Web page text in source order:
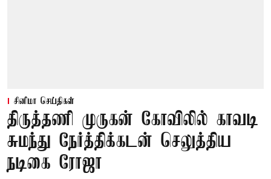
சினிமா செய்திகள்
திருத்தணி முருகன் கோவிலில் காவடி
சுமந்து நேர்த்திக்கடன் செலுத்திய
நடிகை ரோஜா